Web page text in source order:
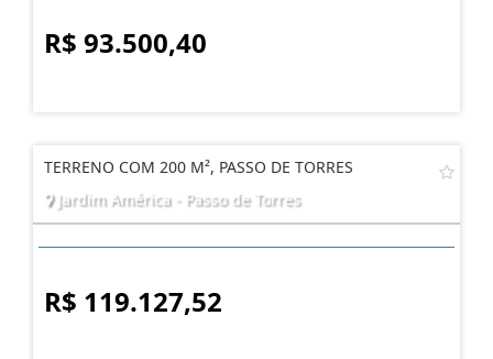
R$ 93.500,40
TERRENO COM 200 M², PASSO DE TORRES
Jardim América - Passo de Torres
R$ 119.127,52